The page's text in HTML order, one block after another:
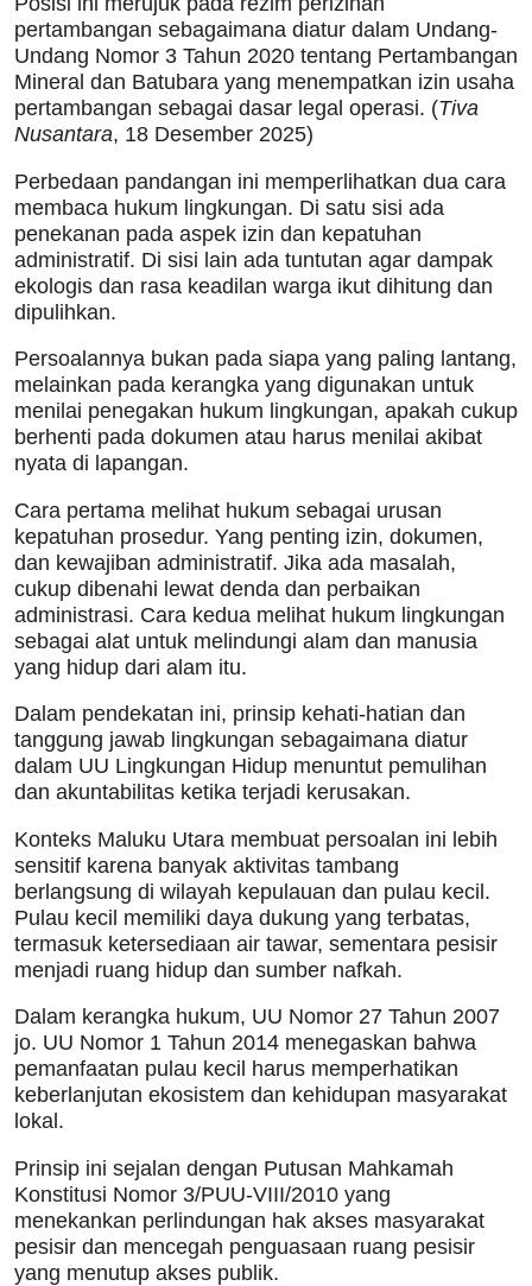
pertambangan sebagaimana diatur dalam Undang-
Undang Nomor 3 Tahun 2020 tentang Pertambangan
Mineral dan Batubara yang menempatkan izin usaha
pertambangan sebagai dasar legal operasi. (Tiva
Nusantara, 18 Desember 2025)
Perbedaan pandangan ini memperlihatkan dua cara
membaca hukum lingkungan. Di satu sisi ada
penekanan pada aspek izin dan kepatuhan
administratif. Di sisi lain ada tuntutan agar dampak
ekologis dan rasa keadilan warga ikut dihitung dan
dipulihkan.
Persoalannya bukan pada siapa yang paling lantang,
melainkan pada kerangka yang digunakan untuk
menilai penegakan hukum lingkungan, apakah cukup
berhenti pada dokumen atau harus menilai akibat
nyata di lapangan.
Cara pertama melihat hukum sebagai urusan
kepatuhan prosedur. Yang penting izin, dokumen,
dan kewajiban administratif. Jika ada masalah,
cukup dibenahi lewat denda dan perbaikan
administrasi. Cara kedua melihat hukum lingkungan
sebagai alat untuk melindungi alam dan manusia
yang hidup dari alam itu.
Dalam pendekatan ini, prinsip kehati-hatian dan
tanggung jawab lingkungan sebagaimana diatur
dalam UU Lingkungan Hidup menuntut pemulihan
dan akuntabilitas ketika terjadi kerusakan.
Konteks Maluku Utara membuat persoalan ini lebih
sensitif karena banyak aktivitas tambang
berlangsung di wilayah kepulauan dan pulau kecil.
Pulau kecil memiliki daya dukung yang terbatas,
termasuk ketersediaan air tawar, sementara pesisir
menjadi ruang hidup dan sumber nafkah.
Dalam kerangka hukum, UU Nomor 27 Tahun 2007
jo. UU Nomor 1 Tahun 2014 menegaskan bahwa
pemanfaatan pulau kecil harus memperhatikan
keberlanjutan ekosistem dan kehidupan masyarakat
lokal.
Prinsip ini sejalan dengan Putusan Mahkamah
Konstitusi Nomor 3/PUU-VIII/2010 yang
menekankan perlindungan hak akses masyarakat
pesisir dan mencegah penguasaan ruang pesisir
yang menutup akses publik.